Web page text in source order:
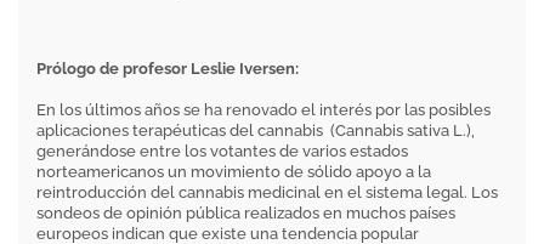
Prólogo de profesor Leslie Iversen:
En los últimos años se ha renovado el interés por las posibles
aplicaciones terapéuticas del cannabis (Cannabis sativa L.),
generándose entre los votantes de varios estados
norteamericanos un movimiento de sólido apoyo a la
reintroducción del cannabis medicinal en el sistema legal. Los
sondeos de opinión pública realizados en muchos países
europeos indican que existe una tendencia popular